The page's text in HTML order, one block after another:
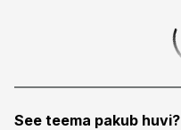
See teema pakub huvi?